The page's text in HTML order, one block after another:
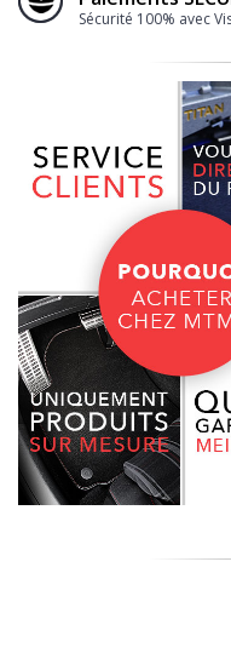
Sécurité 100% avec